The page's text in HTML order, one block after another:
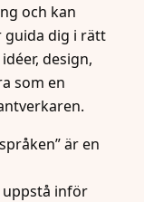
och kan
guida dig i rätt
design,
som en
är en
uppstå inför